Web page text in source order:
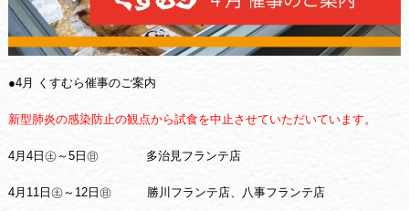
●4月 くすむら催事のご案内
新型肺炎の感染防止の観点から試食を中止させていただいています。
4月4日㊏～5日㊐ 多治見フランテ店
4月11日㊏～12日㊐ 勝川フランテ店、八事フランテ店